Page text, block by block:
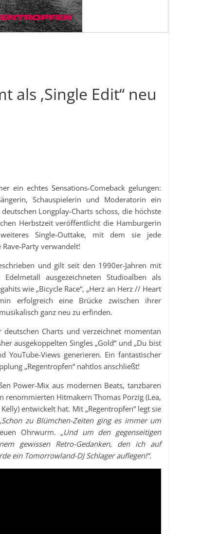
als ‚Single Edit“ neu
ein echtes Sensations-Comeback gelungen:
Schauspielerin und Moderatorin ein
Longplay-Charts schoss, die höchste
Herbstzeit veröffentlicht die Hamburgerin
Single-Outtake, mit dem sie jede
Party verwandelt!
und gilt seit den 1990er-Jahren mit
ausgezeichneten Studioalben als
wie „Bicycle Race“, „Herz an Herz // Heart
erfolgreich eine Brücke zwischen ihrer
ganz neu zu erfinden.
Charts und verzeichnet momentan
ausgekoppelten Singles „Gold“ und „Du bist
Views generieren. Ein fantastischer
„Regentropfen“ nahtlos anschließt!
Power-Mix aus modernen Beats, tanzbaren
renommierten Hitmakern Thomas Porzig (Lea,
entwickelt hat. Mit „Regentropfen“ legt sie
zu Blümchen-Zeiten ging es immer um
Ohrwurm. „Und um den gegenseitigen
gewissen Retro-Gedanken, den ich auf
ein Tomorrowland-DJ Schlager auflegen!“.